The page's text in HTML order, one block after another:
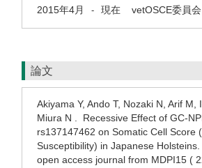
2015年4月 - 現在 vetOSCE委員
論文
Akiyama Y, Ando T, Nozaki N, Arif M,
Miura N . Recessive Effect of GC-
rs137147462 on Somatic Cell Score
Susceptibility) in Japanese
open access journal from MDPI15 (